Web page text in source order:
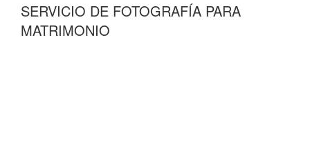
SERVICIO DE FOTOGRAFÍA PARA
MATRIMONIO